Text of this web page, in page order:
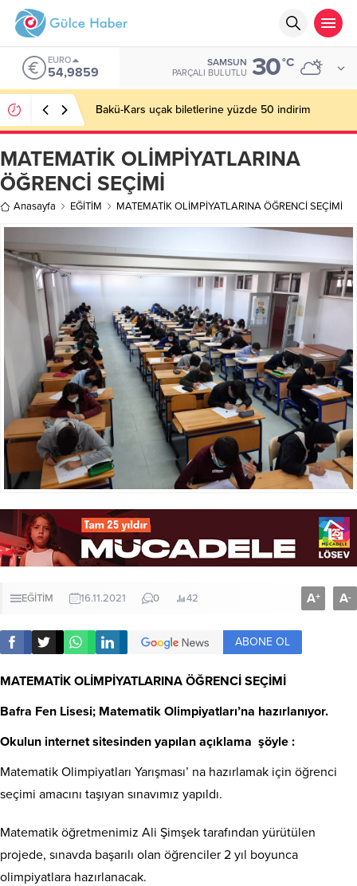
EURO
54,9859
SAMSUN
PARÇALI BULUTLU 30°C
Bakü-Kars uçak biletlerine yüzde 50 indirim
MATEMATİK OLİMPİYATLARINA
ÖĞRENCİ SEÇİMİ
Anasayfa EĞİTİM MATEMATİK OLİMPİYATLARINA ÖĞRENCİ SEÇİMİ
EĞİTİM 16.11.2021 0 42 A+ A-
ABONE OL
MATEMATİK OLİMPİYATLARINA ÖĞRENCİ SEÇİMİ
Bafra Fen Lisesi; Matematik Olimpiyatları’na hazırlanıyor.
Okulun internet sitesinden yapılan açıklama şöyle :
Matematik Olimpiyatları Yarışması’ na hazırlamak için öğrenci
seçimi amacını taşıyan sınavımız yapıldı.
Matematik öğretmenimiz Ali Şimşek tarafından yürütülen
projede, sınavda başarılı olan öğrenciler 2 yıl boyunca
olimpiyatlara hazırlanacak.